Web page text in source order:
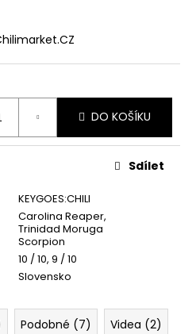
DO KOŠÍKU
KEYGOES:CHILI
Carolina Reaper,
Trinidad Moruga
Scorpion
10 / 10, 9 / 10
Slovensko
Sdílet
Podobné (7)
Videa (2)